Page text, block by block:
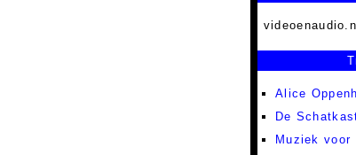
Alice
De
Muziek voor